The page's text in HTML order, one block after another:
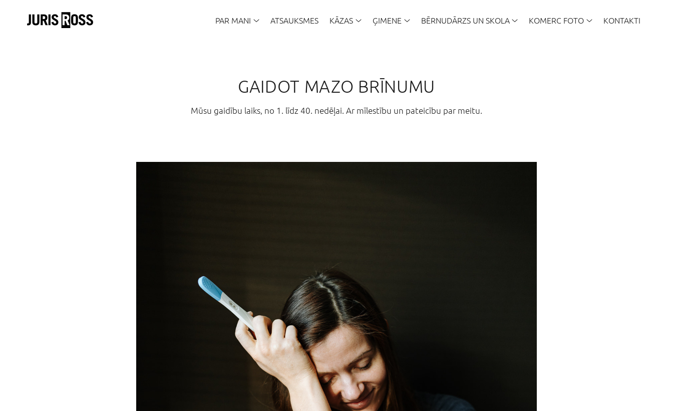
PAR MANI ATSAUKSMES KĀZAS ĢIMENE BĒRNUDĀRZS UN SKOLA KOMERC FOTO KONTAKTI
GAIDOT MAZO BRĪNUMU
Mūsu gaidību laiks, no 1. līdz 40. nedēļai. Ar mīlestību un pateicību par meitu.